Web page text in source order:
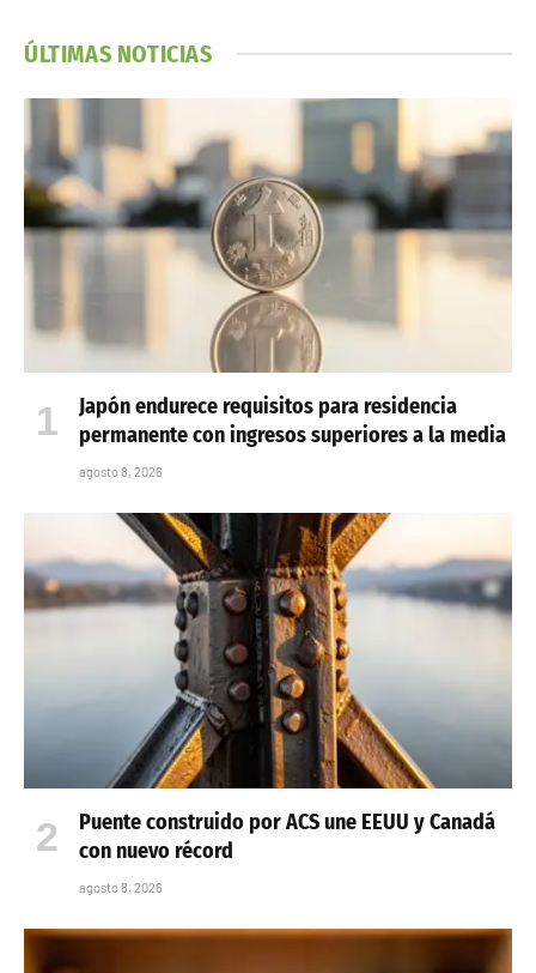
ÚLTIMAS NOTICIAS
Japón endurece requisitos para residencia
permanente con ingresos superiores a la media
agosto 8, 2026
Puente construido por ACS une EEUU y Canadá
con nuevo récord
agosto 8, 2026